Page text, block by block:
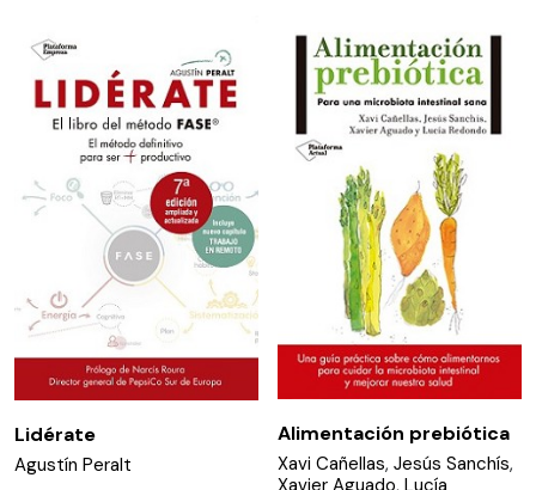
Lidérate
Agustín Peralt
Alimentación prebiótica
Xavi Cañellas, Jesús Sanchís,
Xavier Aguado, Lucía